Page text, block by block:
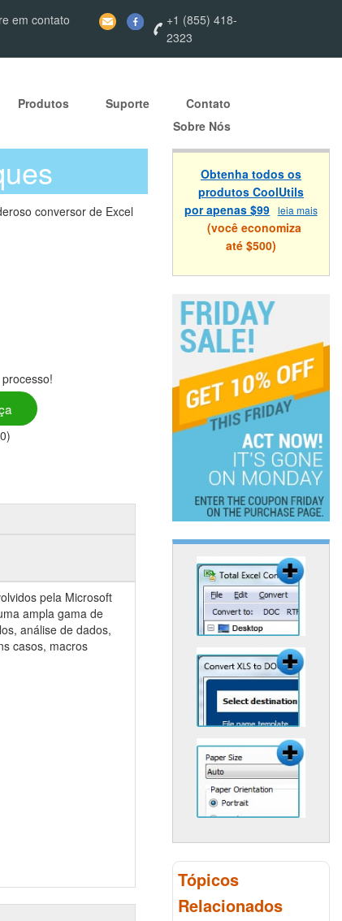
em contato
+1 (855) 418-
2323
Produtos Suporte
Contato
Sobre Nós
conversor de Excel
pela Microsoft
ampla gama de
análise de dados,
casos, macros
Obtenha todos os
produtos CoolUtils
por apenas $99 leia mais
(você economiza
até $500)
Tópicos
Relacionados